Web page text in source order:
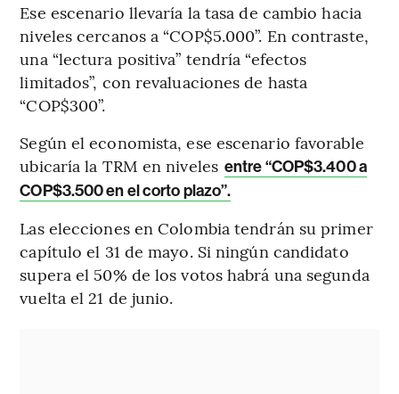
Ese escenario llevaría la tasa de cambio hacia
niveles cercanos a “COP$5.000”. En contraste,
una “lectura positiva” tendría “efectos
limitados”, con revaluaciones de hasta
“COP$300”.
Según el economista, ese escenario favorable
ubicaría la TRM en niveles entre “COP$3.400 a
COP$3.500 en el corto plazo”.
Las elecciones en Colombia tendrán su primer
capítulo el 31 de mayo. Si ningún candidato
supera el 50% de los votos habrá una segunda
vuelta el 21 de junio.